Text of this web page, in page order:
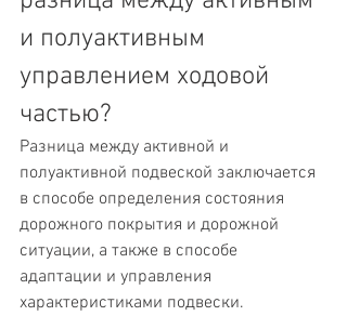
и полуактивным
управлением ходовой
частью?
Разница между активной и
полуактивной подвеской заключается
в способе определения состояния
дорожного покрытия и дорожной
ситуации, а также в способе
адаптации и управления
характеристиками подвески.